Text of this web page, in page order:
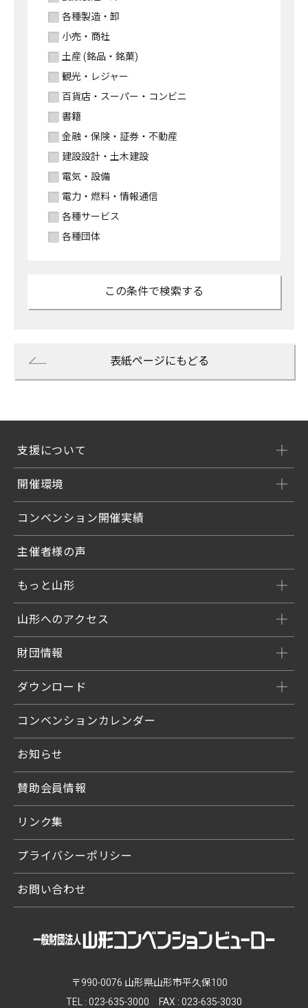
各種製造・卸
小売・商社
土産 (銘品・銘菓)
観光・レジャー
百貨店・スーパー・コンビニ
書籍
金融・保険・証券・不動産
建設設計・土木建設
電気・設備
電力・燃料・情報通信
各種サービス
各種団体
表紙ページにもどる
支援について
開催環境
コンベンション開催実績
主催者様の声
もっと山形
山形へのアクセス
財団情報
ダウンロード
コンベンションカレンダー
お知らせ
賛助会員情報
リンク集
プライバシーポリシー
お問い合わせ
〒990-0076 山形県山形市平久保100
TEL : 023-635-3000 FAX : 023-635-3030